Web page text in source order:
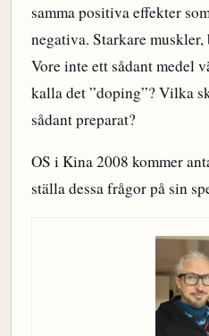
samma positiva effekter
negativa. Starkare
Vore inte ett sådant medel
kalla det ”doping”? Vilka
sådant preparat?
OS i Kina 2008 kommer
ställa dessa frågor på sin